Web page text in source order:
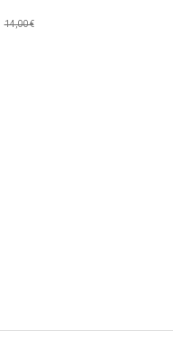
14,00 €